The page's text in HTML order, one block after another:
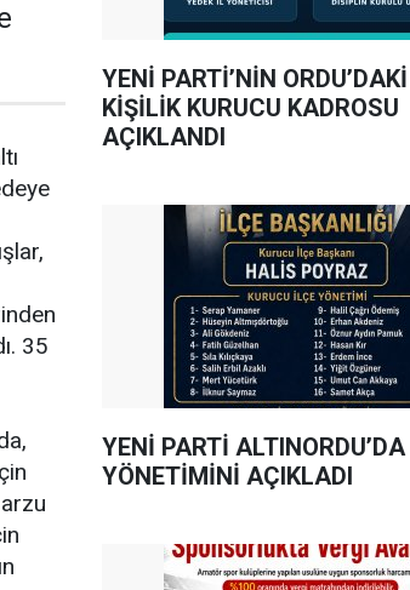
35
YENİ PARTİ’NİN
KİŞİLİK KURUCU KADROSU
AÇIKLANDI
YENİ PARTİ
YÖNETİMİNİ AÇIKLADI